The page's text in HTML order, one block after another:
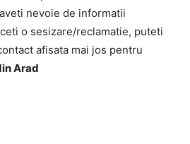
nevoie de informatii
o sesizare/reclamatie, puteti
afisata mai jos pentru
Arad